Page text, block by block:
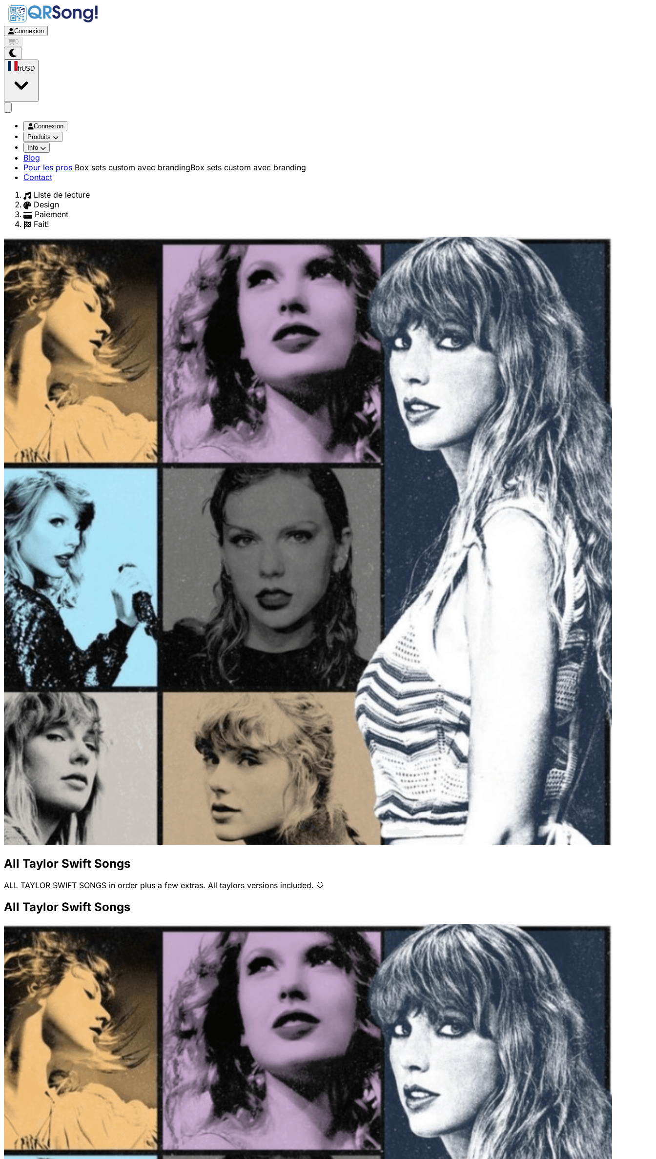
Connexion
0
frUSD
Connexion
Produits
Info
Blog
Pour les pros Box sets custom avec brandingBox sets custom avec branding
Contact
Liste de lecture
Design
Paiement
Fait!
All Taylor Swift Songs
ALL TAYLOR SWIFT SONGS in order plus a few extras. All taylors versions included. 🤍
All Taylor Swift Songs